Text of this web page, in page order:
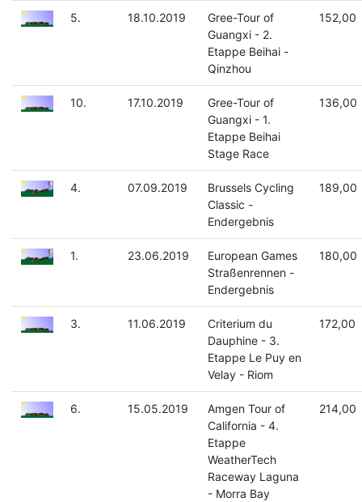
5. 18.10.2019
Gree-Tour of
Guangxi - 2.
Etappe Beihai -
Qinzhou
152,00
10. 17.10.2019
Gree-Tour of
Guangxi - 1.
Etappe Beihai
Stage Race
136,00
4. 07.09.2019
Brussels Cycling
Classic -
Endergebnis
189,00
1. 23.06.2019
European Games
Straßenrennen -
Endergebnis
180,00
3. 11.06.2019
Criterium du
Dauphine - 3.
Etappe Le Puy en
Velay - Riom
172,00
6. 15.05.2019
Amgen Tour of
California - 4.
Etappe
WeatherTech
Raceway Laguna
- Morra Bay
214,00